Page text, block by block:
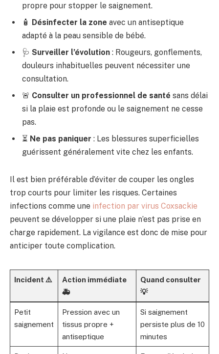
propre pour stopper le saignement.
🧴 Désinfecter la zone avec un antiseptique
adapté à la peau sensible de bébé.
🩺 Surveiller l’évolution : Rougeurs, gonflements,
douleurs inhabituelles peuvent nécessiter une
consultation.
🚨 Consulter un professionnel de santé sans délai
si la plaie est profonde ou le saignement ne cesse
pas.
⏳ Ne pas paniquer : Les blessures superficielles
guérissent généralement vite chez les enfants.
Il est bien préférable d’éviter de couper les ongles
trop courts pour limiter les risques. Certaines
infections comme une infection par virus Coxsackie
peuvent se développer si une plaie n’est pas prise en
charge rapidement. La vigilance est donc de mise pour
anticiper toute complication.
Incident ⚠️
Action immédiate
🚑
Quand consulter
💡
Petit
saignement
Pression avec un
tissus propre +
antiseptique
Si saignement
persiste plus de 10
minutes